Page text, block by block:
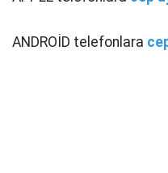
ANDROİD telefonlara